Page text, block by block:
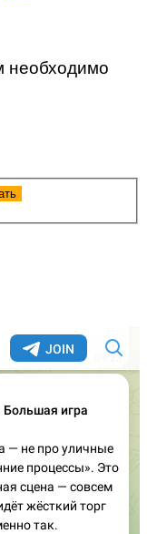
необходимо